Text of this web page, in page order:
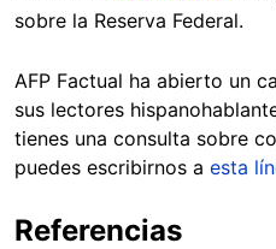
sobre la Reserva Federal.
AFP Factual ha abierto un
sus lectores
tienes una consulta sobre
puedes escribirnos a esta
Referencias